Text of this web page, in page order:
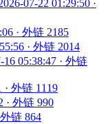
07-22 01:29:50 ·
· 外链 2185
· 外链 2014
16 05:38:47 · 外链
· 外链 1119
· 外链 990
链 864